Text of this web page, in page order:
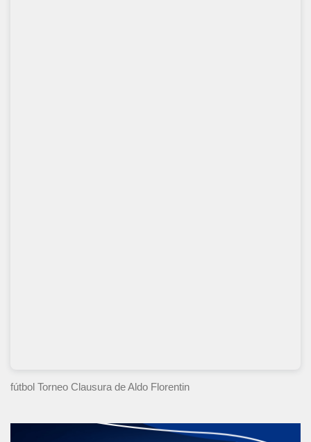
fútbol Torneo Clausurade Aldo Florentin